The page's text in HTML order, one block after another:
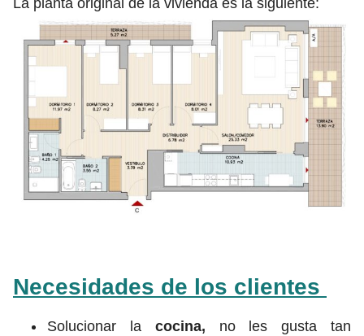
La planta original de la vivienda es la siguiente:
Necesidades de los clientes
Solucionar la cocina, no les gusta tan